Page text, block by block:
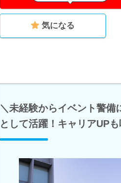
気になる
＼未経験からイベント警
として活躍！キャリアUP